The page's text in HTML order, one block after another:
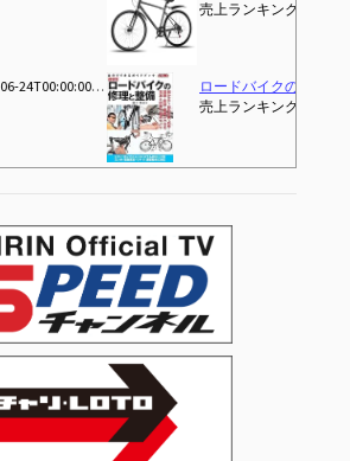
バイクの修理と整備 (ヤエスメディアムック)
ンキング: 146 位